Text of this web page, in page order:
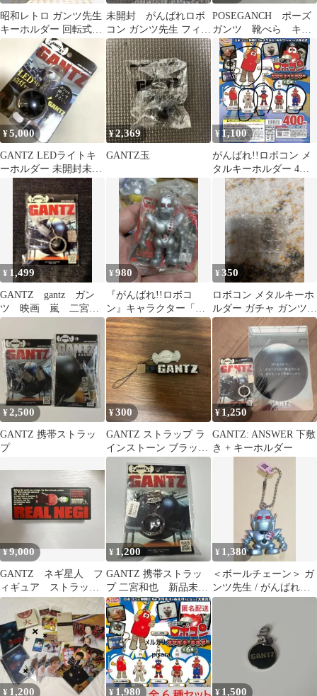
昭和レトロ ガンツ先生
キーホルダー 回転式数
字プレート付き
未開封 がんばれロボ
コン ガンツ先生 フィギ
ュアキーホルダー
POSEGANCH ポーズ
ガンツ 靴べら キー
ホルダー 未使用 2個
¥5,000
GANTZ LEDライトキ
ーホルダー 未開封未使
¥2,369
GANTZ玉
¥ 1,100
がんばれ!!ロボコン メ
タルキーホルダー 4種
セット
¥ 1,499
GANTZ gantz ガン
ツ 映画 嵐 二宮和
也 キーホルダー 嵐
¥980
『がんばれ!!ロボコ
ン』キャラクター「ガ
ンツ先生」のフィギュ
アキーホルダー⑩
¥350
ロボコン メタルキーホ
ルダー ガチャ ガンツ先
生
¥2,500
GANTZ 携帯ストラッ
プ
¥300
GANTZ ストラップ ラ
インストーン ブラック
二宮和也
¥ 1,250
GANTZ: ANSWER 下敷
き + キーホルダー
¥9,000
GANTZ ネギ星人 フ
ィギュア ストラッ
プ ガンツ 奥浩哉
¥ 1,200
GANTZ 携帯ストラッ
プ 二宮和也 新品未開
封 ガンツ
¥ 1,380
＜ボールチェーン＞ ガ
ンツ先生 / がんばれ！
ロボコン ロボコンスイ
¥ 1,200 ¥ 1,980 ¥ 1,500